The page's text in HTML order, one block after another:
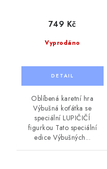
Vyprodáno
749 Kč
Oblíbená karetní hra
Výbušná koťátka se
speciální LUPIČIČÍ
figurkou Tato speciální
edice Výbušných...